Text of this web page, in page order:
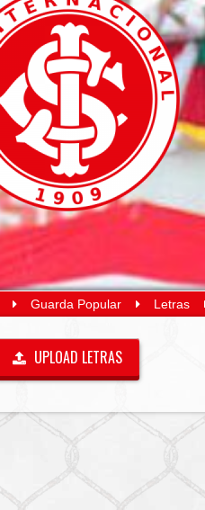
Guarda Popular Letras
UPLOAD LETRAS